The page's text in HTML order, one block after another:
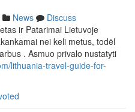
News
Discuss
ir Patarimai Lietuvoje
nei keli metus, todėl
. Asmuo privalo nustatyti
lithuania-travel-guide-for-